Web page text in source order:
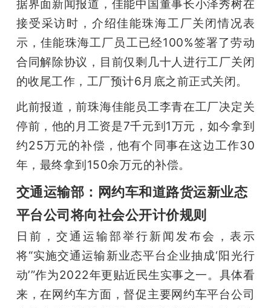
据界面新闻报道，佳能中国董事长小泽秀树在
接受采访时，介绍佳能珠海工厂关闭情况表
示，佳能珠海工厂员工已经100%签署了劳动
合同解除协议，目前仅剩几十人进行工厂关闭
的收尾工作，工厂预计6月底之前正式关闭。
此前报道，前珠海佳能员工李青在工厂决定关
停前，他的月工资是7千元到1万元，如今拿到
约25万元的补偿，他有个同事在这边工作30
年，最终拿到150余万元的补偿。
交通运输部：网约车和道路货运新业态
平台公司将向社会公开计价规则
日前，交通运输部举行新闻发布会，表示
将“实施交通运输新业态平台企业抽成‘阳光行
动’”作为2022年更贴近民生实事之一。具体看
来，在网约车方面，督促主要网约车平台公司